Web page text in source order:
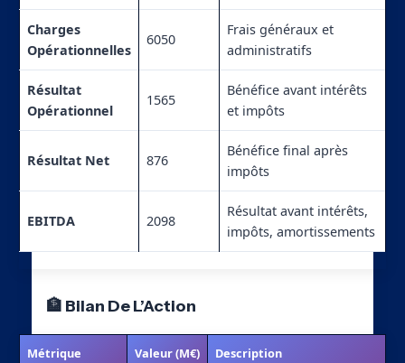
Charges
Opérationnelles
6050
Frais généraux et
administratifs
Résultat
Opérationnel
1565
Bénéfice avant intérêts
et impôts
Résultat Net 876
Bénéfice final après
impôts
EBITDA 2098
Résultat avant intérêts,
impôts, amortissements
🏦 Bilan De L’Action
Métrique Valeur (M€) Description